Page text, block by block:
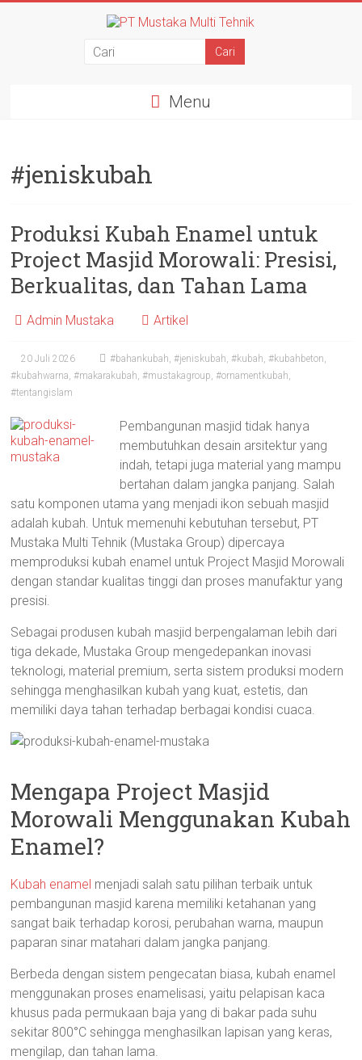
Menu
#jeniskubah
Produksi Kubah Enamel untuk
Project Masjid Morowali: Presisi,
Berkualitas, dan Tahan Lama
Admin Mustaka Artikel
20 Juli 2026 #bahankubah,#jeniskubah,#kubah,#kubahbeton,
#kubahwarna,#makarakubah,#mustakagroup,#ornamentkubah,
#tentangislam
Pembangunan masjid tidak hanya
membutuhkan desain arsitektur yang
indah, tetapi juga material yang mampu
bertahan dalam jangka panjang. Salah
satu komponen utama yang menjadi ikon sebuah masjid
adalah kubah. Untuk memenuhi kebutuhan tersebut, PT
Mustaka Multi Tehnik (Mustaka Group) dipercaya
memproduksi kubah enamel untuk Project Masjid Morowali
dengan standar kualitas tinggi dan proses manufaktur yang
presisi.
Sebagai produsen kubah masjid berpengalaman lebih dari
tiga dekade, Mustaka Group mengedepankan inovasi
teknologi, material premium, serta sistem produksi modern
sehingga menghasilkan kubah yang kuat, estetis, dan
memiliki daya tahan terhadap berbagai kondisi cuaca.
Mengapa Project Masjid
Morowali Menggunakan Kubah
Enamel?
Kubah enamel menjadi salah satu pilihan terbaik untuk
pembangunan masjid karena memiliki ketahanan yang
sangat baik terhadap korosi, perubahan warna, maupun
paparan sinar matahari dalam jangka panjang.
Berbeda dengan sistem pengecatan biasa, kubah enamel
menggunakan proses enamelisasi, yaitu pelapisan kaca
khusus pada permukaan baja yang di bakar pada suhu
sekitar 800°C sehingga menghasilkan lapisan yang keras,
mengilap, dan tahan lama.